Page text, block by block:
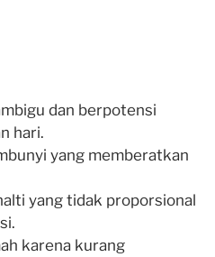
dan berpotensi
hari.
yang memberatkan
yang tidak proporsional
karena kurang